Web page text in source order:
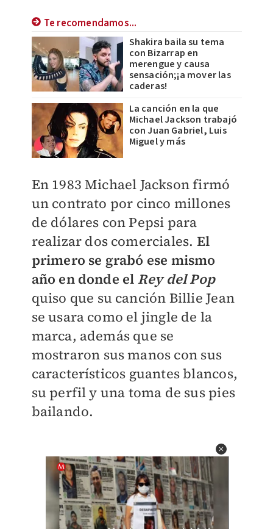
Te recomendamos...
Shakira baila su tema
con Bizarrap en
merengue y causa
sensación;¡a mover las
caderas!
La canción en la que
Michael Jackson trabajó
con Juan Gabriel, Luis
Miguel y más
En 1983 Michael Jackson firmó
un contrato por cinco millones
de dólares con Pepsi para
realizar dos comerciales. El
primero se grabó ese mismo
año en donde el Rey del Pop
quiso que su canción Billie Jean
se usara como el jingle de la
marca, además que se
mostraron sus manos con sus
característicos guantes blancos,
su perfil y una toma de sus pies
bailando.